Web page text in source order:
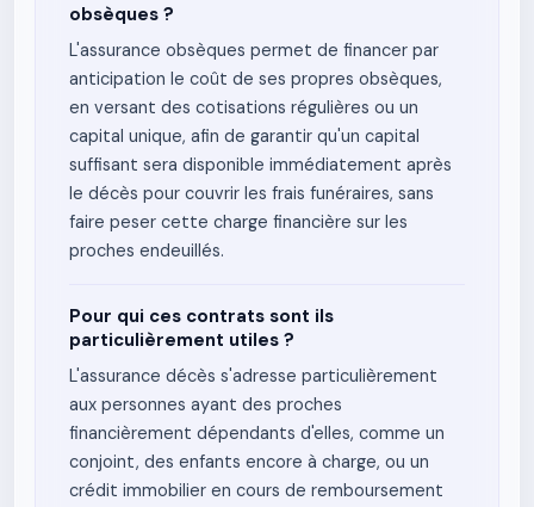
obsèques ?
L'assurance obsèques permet de financer par
anticipation le coût de ses propres obsèques,
en versant des cotisations régulières ou un
capital unique, afin de garantir qu'un capital
suffisant sera disponible immédiatement après
le décès pour couvrir les frais funéraires, sans
faire peser cette charge financière sur les
proches endeuillés.
Pour qui ces contrats sont ils
particulièrement utiles ?
L'assurance décès s'adresse particulièrement
aux personnes ayant des proches
financièrement dépendants d'elles, comme un
conjoint, des enfants encore à charge, ou un
crédit immobilier en cours de remboursement